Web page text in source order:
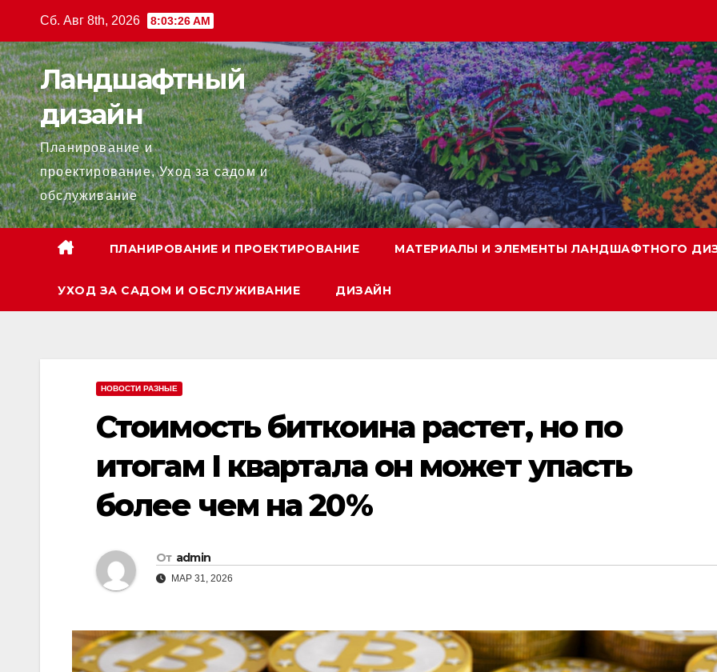
содержанию
Сб. Авг 8th, 2026 8:03:27 AM
Ландшафтный
дизайн
Планирование и
проектирование, Уход за садом и
обслуживание
ПЛАНИРОВАНИЕ И ПРОЕКТИРОВАНИЕ МАТЕРИАЛЫ И ЭЛЕМЕНТЫ ЛАНДШАФТНОГО
УХОД ЗА САДОМ И ОБСЛУЖИВАНИЕ ДИЗАЙН
НОВОСТИ РАЗНЫЕ
Стоимость биткоина растет, но по
итогам I квартала он может упасть
более чем на 20%
От admin
МАР 31, 2026